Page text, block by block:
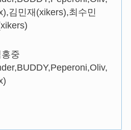
김민재(xikers),최수민
중